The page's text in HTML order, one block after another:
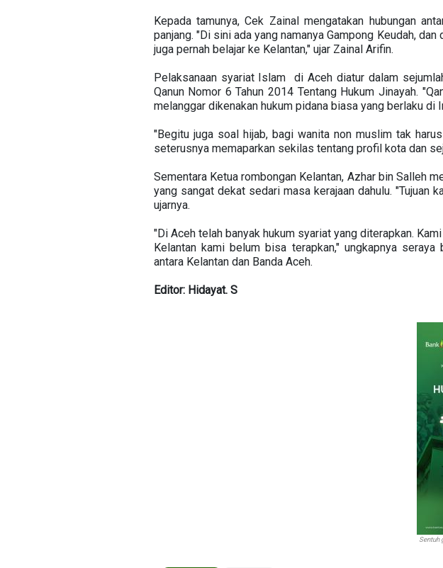
Kepada tamunya, Cek Zainal mengatakan hubungan
panjang. "Di sini ada yang namanya Gampong Keudah,
juga pernah belajar ke Kelantan," ujar Zainal Arifin.
Pelaksanaan syariat Islam di Aceh diatur dalam
Qanun Nomor 6 Tahun 2014 Tentang Hukum Jinayah.
melanggar dikenakan hukum pidana biasa yang berlaku di
"Begitu juga soal hijab, bagi wanita non muslim tak
seterusnya memaparkan sekilas tentang profil kota dan
Sementara Ketua rombongan Kelantan, Azhar bin Salleh
yang sangat dekat sedari masa kerajaan dahulu. "Tujuan
ujarnya.
"Di Aceh telah banyak hukum syariat yang diterapkan.
Kelantan kami belum bisa terapkan," ungkapnya
antara Kelantan dan Banda Aceh.
Editor: Hidayat. S
Sentuh